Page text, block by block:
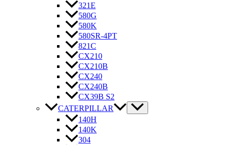
321E
580G
580K
580SR-4PT
821C
CX210
CX210B
CX240
CX240B
CX39B S2
CATERPILLAR
140H
140K
304